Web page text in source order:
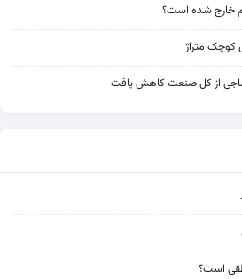
متراژ
از کل صنعت کاهش یافت
است؟